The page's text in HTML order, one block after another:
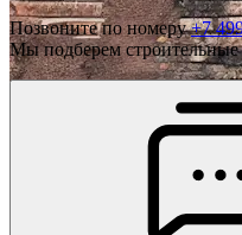
Позвоните по номеру+7
Мы подберем строительные